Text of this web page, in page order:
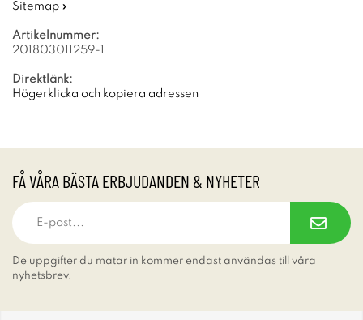
Sitemap »
Artikelnummer:
201803011259-1
Direktlänk:
Högerklicka och kopiera adressen
FÅ VÅRA BÄSTA ERBJUDANDEN & NYHETER
De uppgifter du matar in kommer endast användas till våra
nyhetsbrev.